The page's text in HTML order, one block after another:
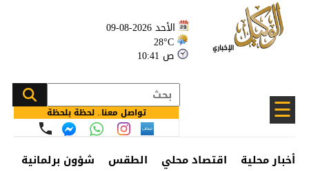
الأحد 2026-08-09
28°C
10:41 ص
☰ تواصل معنا.. لحظة بلحظة
أخبار محلية اقتصاد محلي الطقس شؤون برلمانية